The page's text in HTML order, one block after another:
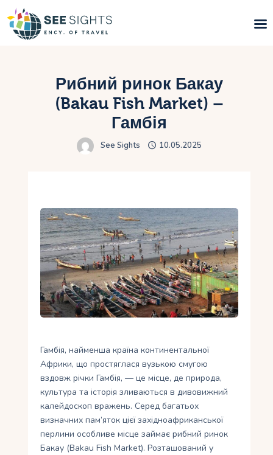
Гарячі тури
Блог
Контакти
Укр
Рибний ринок Бакау
(Bakau Fish Market) –
Гамбія
See Sights 10.05.2025
Гамбія, найменша країна континентальної
Африки, що простяглася вузькою смугою
вздовж річки Гамбія, — це місце, де природа,
культура та історія зливаються в дивовижний
калейдоскоп вражень. Серед багатьох
визначних пам’яток цієї західноафриканської
перлини особливе місце займає рибний ринок
Бакау (Bakau Fish Market). Розташований у